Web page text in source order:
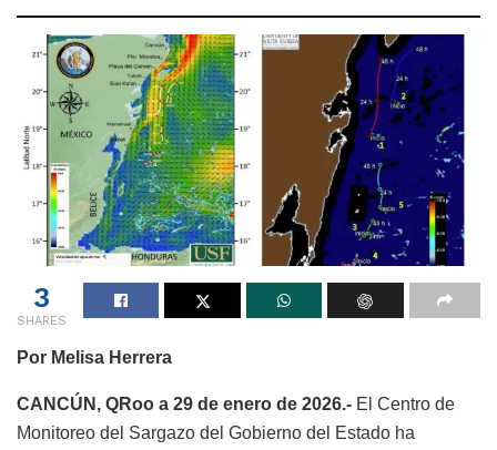
3
SHARES
Por Melisa Herrera
CANCÚN, QRoo a 29 de enero de 2026.- El Centro de
Monitoreo del Sargazo del Gobierno del Estado ha